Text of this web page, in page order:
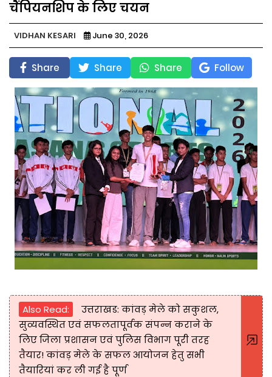
चैंपियनशिप के लिए चयन
VIDHAN KESARI June 30, 2026
Share Share Share Follow
Also Read:
उत्तराखड: कांवड़ मेले को सकुशल,
सुव्यवस्थित एवं सफलतापूर्वक संपन्न कराने के
लिए जिला प्रशासन एवं पुलिस विभाग पूरी तरह
तैयार! कांवड़ मेले के सफल आयोजन हेतु सभी
तैयारियां कर ली गई है पूर्ण